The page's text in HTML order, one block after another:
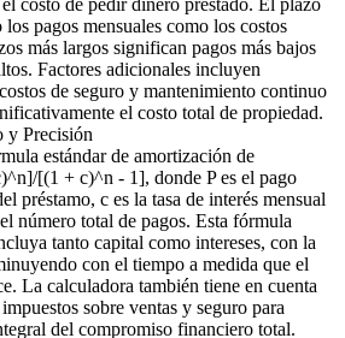
costo de pedir dinero prestado. El plazo
pagos mensuales como los costos
más largos significan pagos más bajos
Factores adicionales incluyen
de seguro y mantenimiento continuo
el costo total de propiedad.
y Precisión
estándar de amortización de
[(1 + c)^n - 1], donde P es el pago
préstamo, c es la tasa de interés mensual
número total de pagos. Esta fórmula
tanto capital como intereses, con la
con el tiempo a medida que el
La calculadora también tiene en cuenta
sobre ventas y seguro para
del compromiso financiero total.